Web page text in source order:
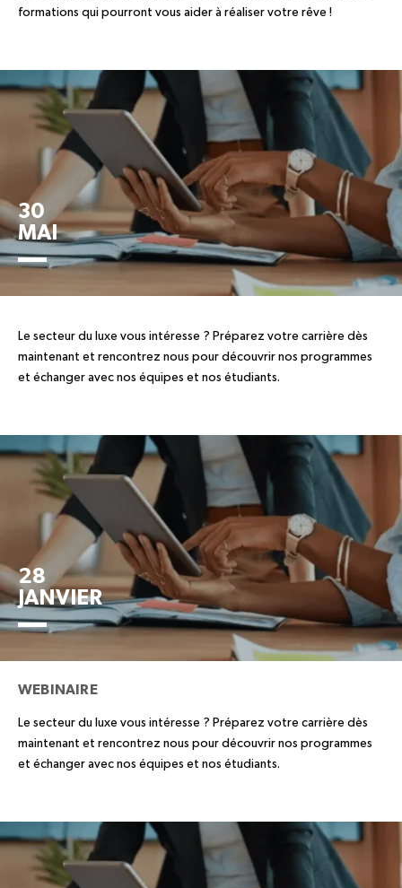
formations qui pourront vous aider à réaliser votre rêve !
30
MAI
Le secteur du luxe vous intéresse ? Préparez votre carrière dès
maintenant et rencontrez nous pour découvrir nos programmes
et échanger avec nos équipes et nos étudiants.
28
JANVIER
WEBINAIRE
Le secteur du luxe vous intéresse ? Préparez votre carrière dès
maintenant et rencontrez nous pour découvrir nos programmes
et échanger avec nos équipes et nos étudiants.